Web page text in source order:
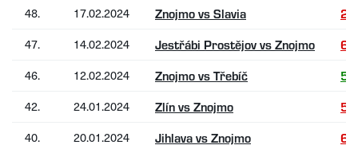
48. 17.02.2024 Znojmo vs Slavia 2:3
47. 14.02.2024 Jestřábi Prostějov vs Znojmo 6:4
46. 12.02.2024 Znojmo vs Třebíč 5:0
42. 24.01.2024 Zlín vs Znojmo
40. 20.01.2024 Jihlava vs Znojmo 6:3